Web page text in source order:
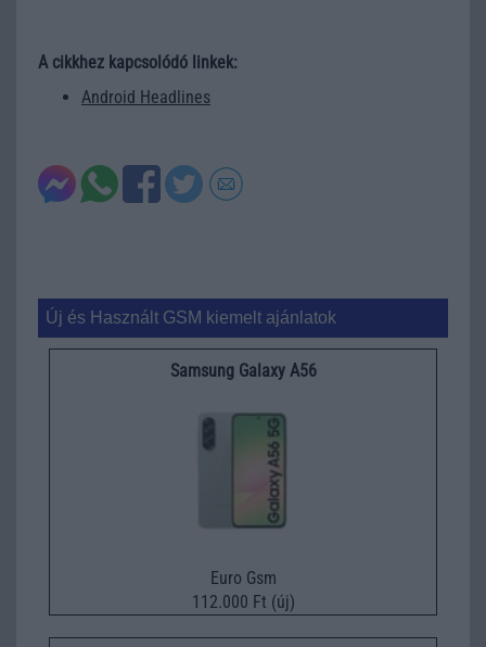
A cikkhez kapcsolódó linkek:
Android Headlines
Új és Használt GSM kiemelt ajánlatok
Samsung Galaxy A56
Euro Gsm
112.000 Ft (új)